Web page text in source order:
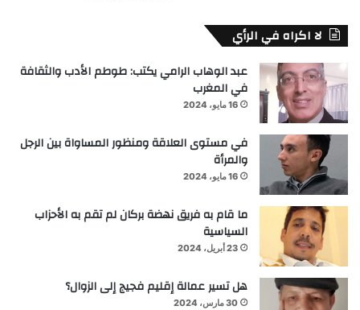
لا اكراه في الرأي
عبد الوهاب الرامي يكتب: طوطم الأدب والثقافة
في المغرب
16 مايو، 2024
في مستوى العلاقة ومنظور المساواة بين الرجل
والمرأة
16 مايو، 2024
ما قام به فريق نهضة بركان لم تقم به الأحزاب
السياسية
23 أبريل، 2024
هل تسير عمالة إقليم فجيج إلى الزوال؟
30 مارس، 2024